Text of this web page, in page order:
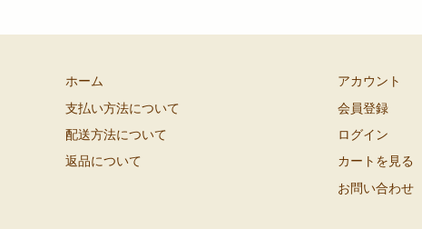
ホーム
支払い方法について
配送方法について
返品について
アカウント
会員登録
ログイン
カートを見る
お問い合わせ